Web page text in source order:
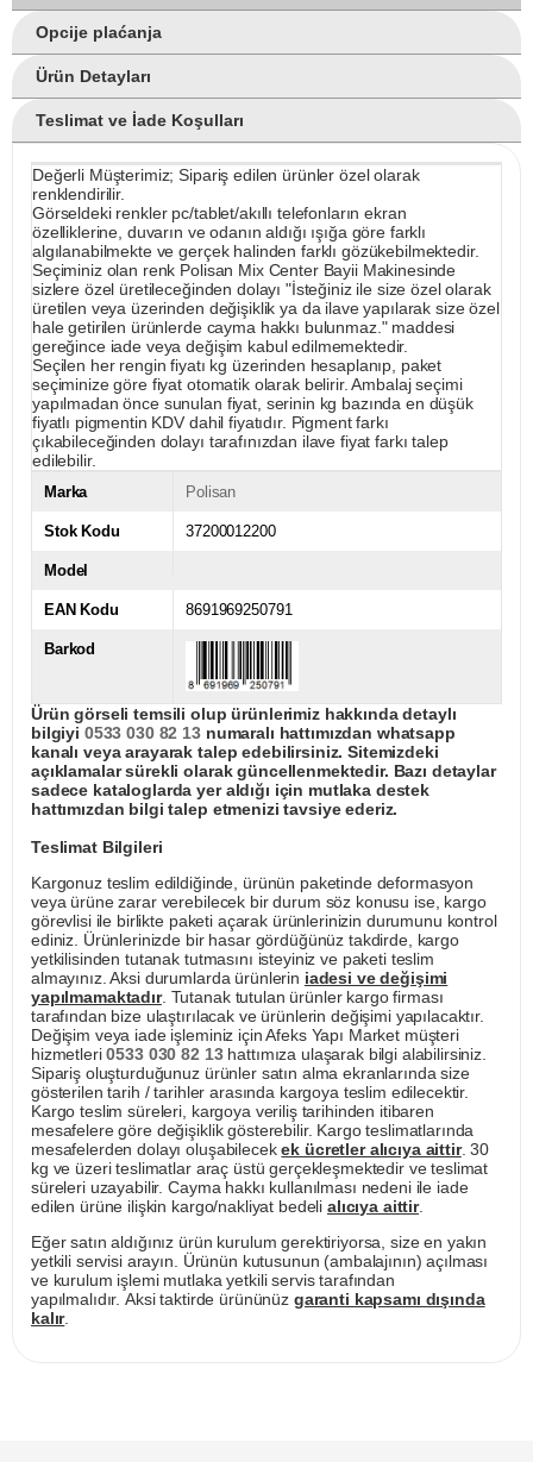
Opcije plaćanja
Ürün Detayları
Teslimat ve İade Koşulları
Değerli Müşterimiz; Sipariş edilen ürünler özel olarak
renklendirilir.
Görseldeki renkler pc/tablet/akıllı telefonların ekran
özelliklerine, duvarın ve odanın aldığı ışığa göre farklı
algılanabilmekte ve gerçek halinden farklı gözükebilmektedir.
Seçiminiz olan renk Polisan Mix Center Bayii Makinesinde
sizlere özel üretileceğinden dolayı "İsteğiniz ile size özel olarak
üretilen veya üzerinden değişiklik ya da ilave yapılarak size özel
hale getirilen ürünlerde cayma hakkı bulunmaz." maddesi
gereğince iade veya değişim kabul edilmemektedir.
Seçilen her rengin fiyatı kg üzerinden hesaplanıp, paket
seçiminize göre fiyat otomatik olarak belirir. Ambalaj seçimi
yapılmadan önce sunulan fiyat, serinin kg bazında en düşük
fiyatlı pigmentin KDV dahil fiyatıdır. Pigment farkı
çıkabileceğinden dolayı tarafınızdan ilave fiyat farkı talep
edilebilir.
Marka Polisan
Stok Kodu 37200012200
Model
EAN Kodu 8691969250791
Barkod
Ürün görseli temsili olup ürünlerimiz hakkında detaylı
bilgiyi 0533 030 82 13numaralı hattımızdan whatsapp
kanalı veya arayarak talep edebilirsiniz. Sitemizdeki
açıklamalar sürekli olarak güncellenmektedir. Bazı detaylar
sadece kataloglarda yer aldığı için mutlaka destek
hattımızdan bilgi talep etmenizi tavsiye ederiz.
Teslimat Bilgileri
Kargonuz teslim edildiğinde, ürünün paketinde deformasyon
veya ürüne zarar verebilecek bir durum söz konusu ise, kargo
görevlisi ile birlikte paketi açarak ürünlerinizin durumunu kontrol
ediniz. Ürünlerinizde bir hasar gördüğünüz takdirde, kargo
yetkilisinden tutanak tutmasını isteyiniz ve paketi teslim
almayınız. Aksi durumlarda ürünlerin iadesi ve değişimi
yapılmamaktadır. Tutanak tutulan ürünler kargo firması
tarafından bize ulaştırılacak ve ürünlerin değişimi yapılacaktır.
Değişim veya iade işleminiz için Afeks Yapı Market müşteri
hizmetleri0533 030 82 13hattımıza ulaşarak bilgi alabilirsiniz.
Sipariş oluşturduğunuz ürünler satın alma ekranlarında size
gösterilen tarih / tarihler arasında kargoya teslim edilecektir.
Kargo teslim süreleri, kargoya veriliş tarihinden itibaren
mesafelere göre değişiklik gösterebilir. Kargo teslimatlarında
mesafelerden dolayı oluşabilecekek ücretler alıcıya aittir. 30
kg ve üzeri teslimatlar araç üstü gerçekleşmektedir ve teslimat
süreleri uzayabilir. Cayma hakkı kullanılması nedeni ile iade
edilen ürüne ilişkin kargo/nakliyat bedeli alıcıya aittir.
Eğer satın aldığınız ürün kurulum gerektiriyorsa, size en yakın
yetkili servisi arayın. Ürünün kutusunun (ambalajının) açılması
ve kurulum işlemi mutlaka yetkili servis tarafından
yapılmalıdır. Aksi taktirde ürününüz garanti kapsamı dışında
kalır.